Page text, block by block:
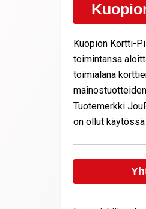
Kuopion Kortti-
toimintansa
toimialana
Tuotemerkki
on ollut